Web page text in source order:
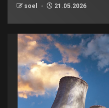
soel 21.05.2026